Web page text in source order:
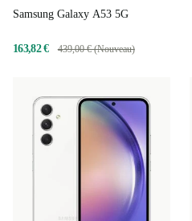
Samsung Galaxy A53 5G
163,82 € 439,00 € (Nouveau)